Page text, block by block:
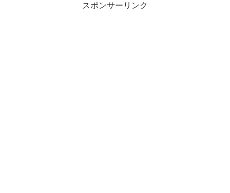
スポンサーリンク